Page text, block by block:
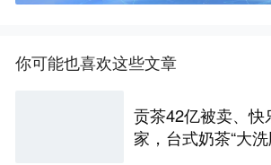
你可能也喜欢这些文章
贡茶42亿被卖、
家，台式奶茶“大洗